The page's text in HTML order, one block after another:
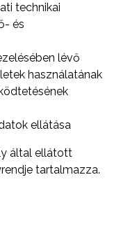
technikai
és
lévő
használatának
ellátása
által ellátott
tartalmazza.